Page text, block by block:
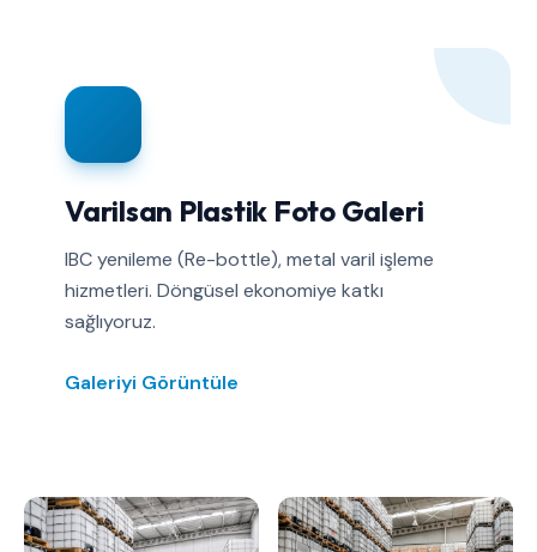
Varilsan Plastik Foto Galeri
IBC yenileme (Re-bottle), metal varil işleme
hizmetleri. Döngüsel ekonomiye katkı
sağlıyoruz.
Galeriyi Görüntüle